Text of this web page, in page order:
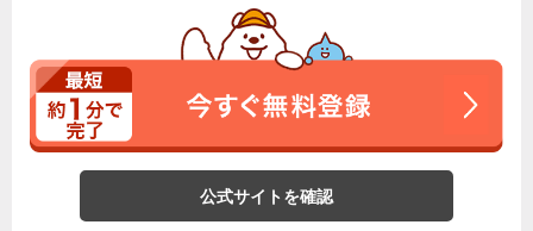
公式サイトを確認